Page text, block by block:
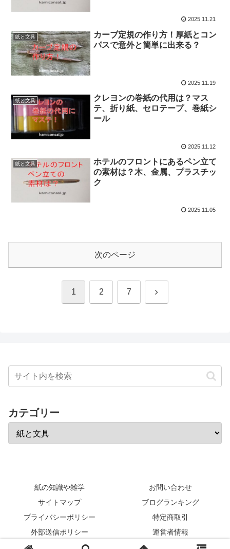
2025.11.21
紙と文具
カーブ定規の作り方！厚紙とコン
パスで意外と簡単に出来る？
2025.11.19
紙と文具
クレヨンの巻紙の代用は？マス
テ、折り紙、セロテープ、巻紙シ
ール
2025.11.12
紙と文具
ホテルのフロントにあるペン立て
の素材は？木、金属、プラスチッ
ク
2025.11.05
次のページ
1 2 7 次
カテゴリー
紙の知識や雑学
お問い合わせ
サイトマップ
ブログランキング
プライバシーポリシー
特定商取引
外部送信ポリシー
運営者情報